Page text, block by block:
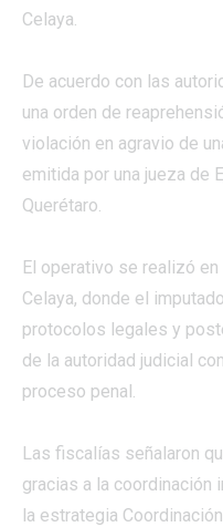
Celaya.
De acuerdo con las
una orden de
violación en agravio de
emitida por una jueza de
Querétaro.
El operativo se realizó
Celaya, donde el
protocolos legales y
de la autoridad judicial
proceso penal.
Las fiscalías señalaron
gracias a la coordinación
la estrategia